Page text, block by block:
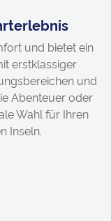
und bietet ein
erstklassiger
und
Abenteuer oder
Wahl für Ihren
Inseln.